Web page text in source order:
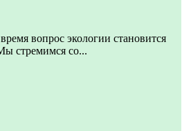
вопрос экологии становится
стремимся со...